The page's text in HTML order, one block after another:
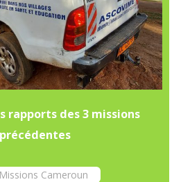
rapports des 3 missions
précédentes
Missions Cameroun